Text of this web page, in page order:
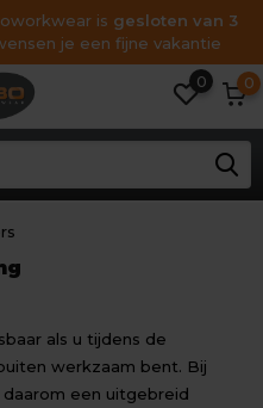
is gesloten van 3
je een fijne vakantie
0 0
als u tijdens de
werkzaam bent. Bij
een uitgebreid